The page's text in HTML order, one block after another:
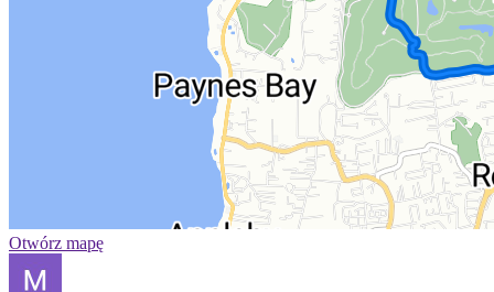
Otwórz mapę